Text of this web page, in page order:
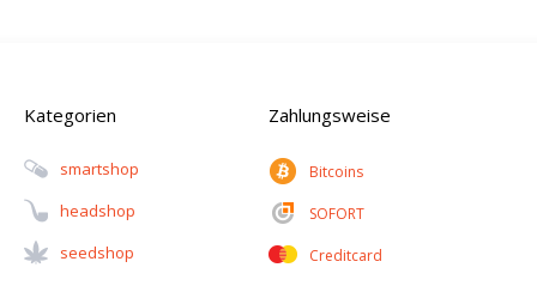
Kategorien
Smartshop
Headshop
Seedshop
Zahlungsweise
Bitcoins
SOFORT
Creditcard